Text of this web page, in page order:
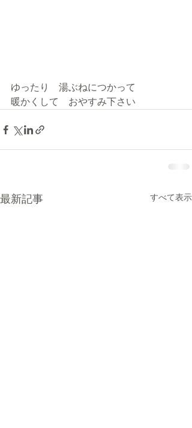
ゆったり　湯ぶねにつかって
暖かくして　おやすみ下さい
最新記事 すべて表示